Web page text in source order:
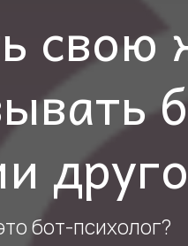
свою
бот-психолог?